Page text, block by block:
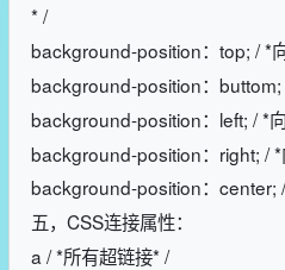
* /
background-position：top; / *
background-position：buttom;
background-position：left; / *
background-position：right; /
background-position：center;
五，CSS连接属性：
a / *所有超链接* /